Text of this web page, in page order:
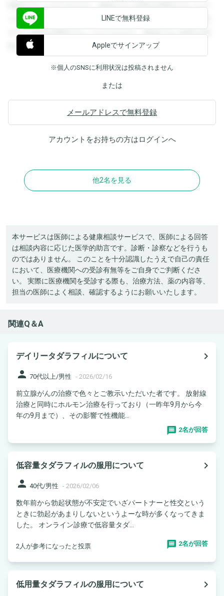
閲覧することができます。登録すると回答を閲覧することが
できます。登録すると回答を閲覧することができます。登録
すると回答を閲覧することができます。登録すると回答を閲
覧することができます。
LINEで無料登録
Appleでサインアップ
※個人のSNSに利用状況は投稿されません
または
メールアドレスで無料登録
アカウントをお持ちの方はログインへ
他2名を見る
本サービスは医師による健康相談サービスで、医師による回答
は相談内容に応じた医学的助言です。診断・診察などを行うも
のではありません。 このことを十分認識したうえで自己の責任
において、医療機関への受診有無等をご自身でご判断くださ
い。 実際に医療機関を受診する際も、治療方法、薬の内容等、
担当の医師によく相談、確認するようにお願いいたします。
関連Q＆A
デイリータダラフィルについて
navigate_next
person 70代以上/男性 - 2026/02/16
前立腺がんの治療で色々とご教示いただいた者です。 放射線
治療と同時にホルモン治療を行っており（一昨年9月から今
年の9月まで）、その影響で性機能...
2名が回答
低容量タダラフィルの服用について
navigate_next
person 40代/男性 - 2026/02/06
数年前から勃起状態が不安定でいざパートナーと性交という
ときに勃起があまりしないというよーな時が多くなってきま
した。 オンライン診療で低容量タダ...
2人が参考になったと投票 2名が回答
低用量タダラフィルの服用について navigate_next